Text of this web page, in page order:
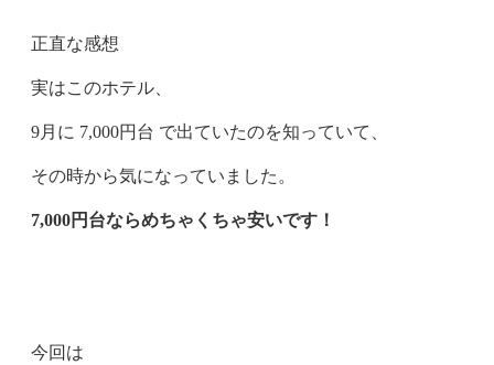
正直な感想
実はこのホテル、
9月に 7,000円台 で出ていたのを知っていて、
その時から気になっていました。
7,000円台ならめちゃくちゃ安いです！
今回は